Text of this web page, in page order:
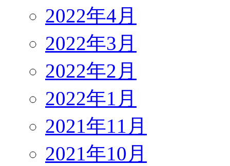
2022年4月
2022年3月
2022年2月
2022年1月
2021年11月
2021年10月